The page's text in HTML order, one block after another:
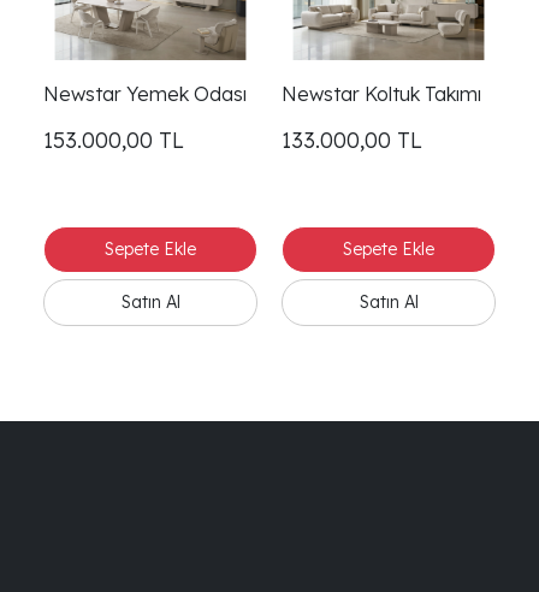
Newstar Yemek Odası
153.000,00 TL
Newstar Koltuk Takımı
133.000,00 TL